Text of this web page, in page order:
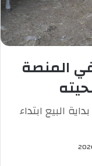
المنصة
البيع ابتداء